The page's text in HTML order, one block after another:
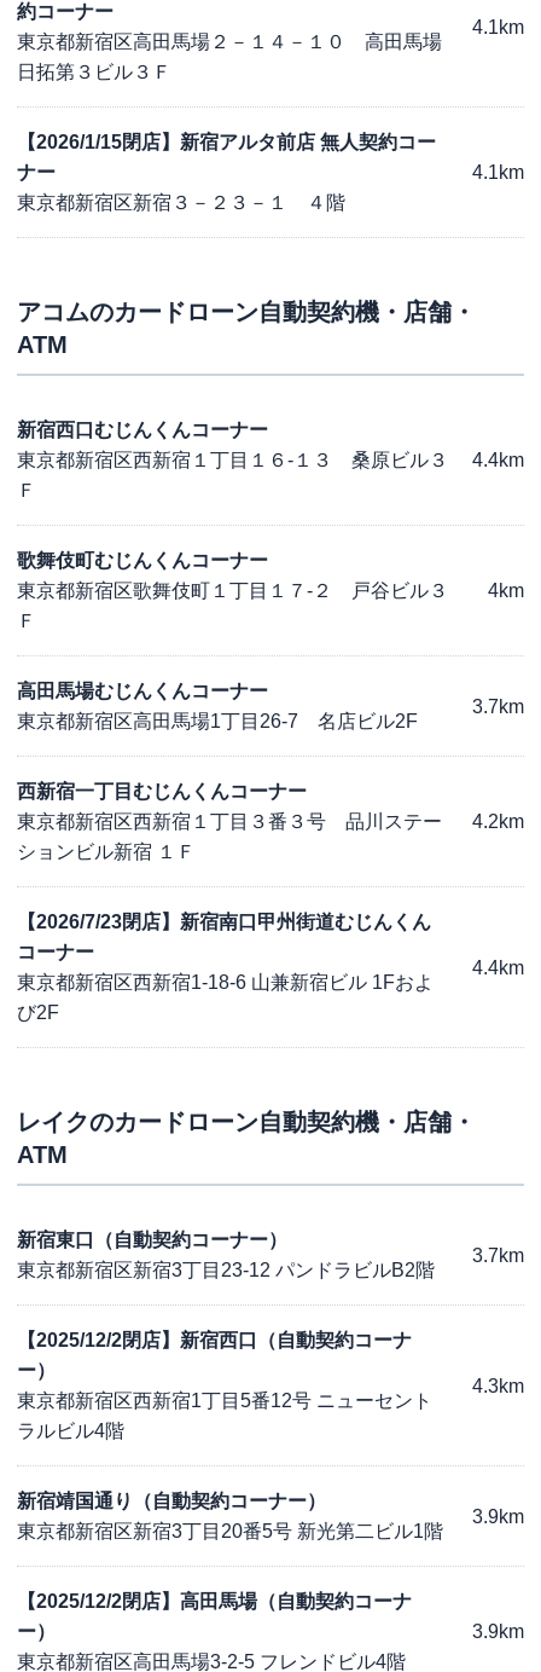
約コーナー
東京都新宿区高田馬場２－１４－１０ 高田馬場
日拓第３ビル３Ｆ
4.1km
【2026/1/15閉店】新宿アルタ前店 無人契約コー
ナー
東京都新宿区新宿３－２３－１ ４階
4.1km
アコムのカードローン自動契約機・店舗・
ATM
新宿西口むじんくんコーナー
東京都新宿区西新宿１丁目１６-１３ 桑原ビル３
Ｆ
4.4km
歌舞伎町むじんくんコーナー
東京都新宿区歌舞伎町１丁目１７-２ 戸谷ビル３
Ｆ
4km
高田馬場むじんくんコーナー
東京都新宿区高田馬場1丁目26-7 名店ビル2F
3.7km
西新宿一丁目むじんくんコーナー
東京都新宿区西新宿１丁目３番３号 品川ステー
ションビル新宿 １Ｆ
4.2km
【2026/7/23閉店】新宿南口甲州街道むじんくん
コーナー
東京都新宿区西新宿1-18-6 山兼新宿ビル 1Fおよ
び2F
4.4km
レイクのカードローン自動契約機・店舗・
ATM
新宿東口（自動契約コーナー）
東京都新宿区新宿3丁目23-12 パンドラビルB2階
3.7km
【2025/12/2閉店】新宿西口（自動契約コーナ
ー）
東京都新宿区西新宿1丁目5番12号 ニューセント
ラルビル4階
4.3km
新宿靖国通り（自動契約コーナー）
東京都新宿区新宿3丁目20番5号 新光第二ビル1階
3.9km
【2025/12/2閉店】高田馬場（自動契約コーナ
ー）
東京都新宿区高田馬場3-2-5 フレンドビル4階
3.9km